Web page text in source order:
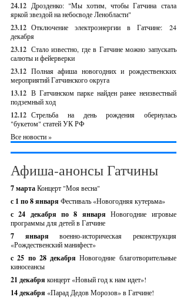
24.12 Дрозденко: "Мы хотим, чтобы Гатчина стала
яркой звездой на небосводе Ленобласти"
23.12 Отключение электроэнергии в Гатчине: 24
декабря
23.12 Стало известно, где в Гатчине можно запускать
салюты и фейерверки
23.12 Полная афиша новогодних и рождественских
мероприятий Гатчинского округа
13.12 В Гатчинском парке найден ранее неизвестный
подземный ход
12.12 Стрельба на день рождения обернулась
"букетом" статей УК РФ
Все новости »
Афиша-анонсы Гатчины
7 мартаКонцерт "Моя весна"
с 1 по 8 января Фестиваль «Новогодняя кутерьма»
с 24 декабря по 8 январяНовогодние игровые
программы для детей в Гатчине
7 январявоенно-историческая реконструкция
«Рождественский манифест»
c 25 по 28 декабряНовогодние благотворительные
киносеансы
21 декабря концерт «Новый год к нам идет»!
14 декабря «Парад Дедов Морозов» в Гатчине!